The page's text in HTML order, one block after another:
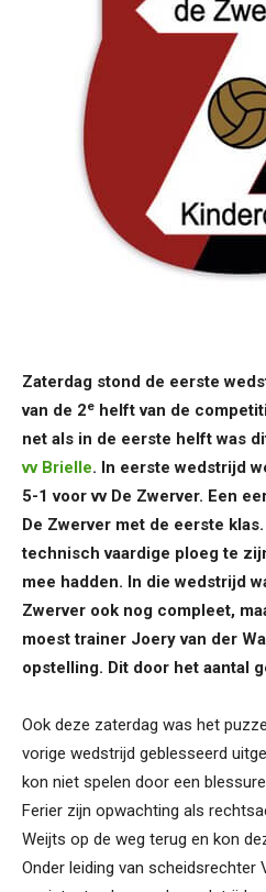
Zaterdag stond de eerste
van de 2e helft van de
net als in de eerste helft was
vv Brielle. In eerste wedstrijd
5-1 voor vv De Zwerver. Een
De Zwerver met de eerste
technisch vaardige ploeg te
mee hadden. In die wedstrijd
Zwerver ook nog compleet,
moest trainer Joery van der
opstelling. Dit door het aantal
Ook deze zaterdag was het
vorige wedstrijd geblesseerd
kon niet spelen door een
Ferier zijn opwachting als
Weijts op de weg terug en kon
Onder leiding van scheidsrechter